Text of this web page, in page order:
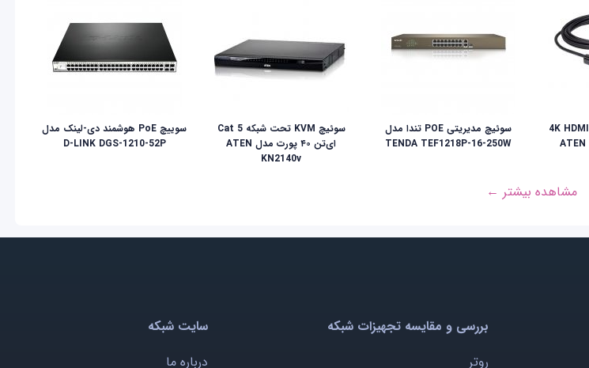
کابل تبدیل USB-C به 4K HDMI
سوئیچ مدیریتی POE تندا مدل
TENDA TEF1218P-16-250W
سوئیچ KVM تحت شبکه Cat 5
ای‌تن ۴۰ پورت مدل ATEN
KN2140v
سوییچ PoE هوشمند دی-لینک مدل
D-LINK DGS-1210-52P
مشاهده بیشتر ←
بررسی و مقایسه تجهیزات شبکه
روتر
سایت شبکه
درباره ما